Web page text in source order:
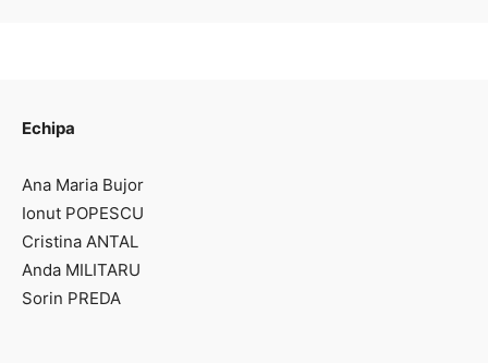
Echipa
Ana Maria Bujor
Ionut POPESCU
Cristina ANTAL
Anda MILITARU
Sorin PREDA